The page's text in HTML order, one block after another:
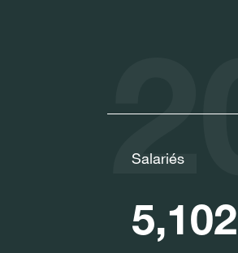
Salariés
5,102